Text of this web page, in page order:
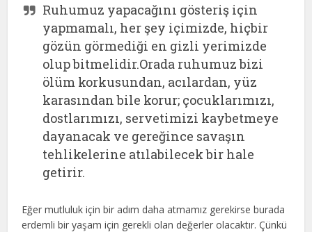
Ruhumuz yapacağını gösteriş için
yapmamalı, her şey içimizde, hiçbir
gözün görmediği en gizli yerimizde
olup bitmelidir.Orada ruhumuz bizi
ölüm korkusundan, acılardan, yüz
karasından bile korur; çocuklarımızı,
dostlarımızı, servetimizi kaybetmeye
dayanacak ve gereğince savaşın
tehlikelerine atılabilecek bir hale
getirir.
Eğer mutluluk için bir adım daha atmamız gerekirse burada
erdemli bir yaşam için gerekli olan değerler olacaktır. Çünkü